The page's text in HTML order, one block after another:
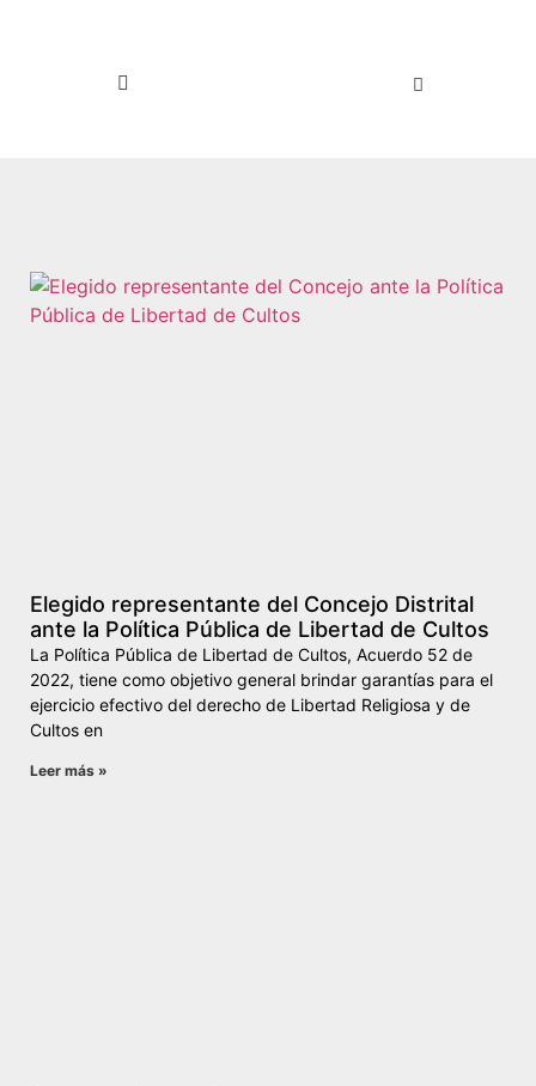
Elegido representante del Concejo Distrital
ante la Política Pública de Libertad de Cultos
La Política Pública de Libertad de Cultos, Acuerdo 52 de
2022, tiene como objetivo general brindar garantías para el
ejercicio efectivo del derecho de Libertad Religiosa y de
Cultos en
Leer más »